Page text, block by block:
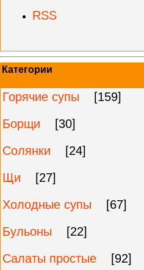
RSS
Категории
Горячие супы
[159]
Борщи
[30]
Солянки
[24]
Щи
[27]
Холодные супы
[67]
Бульоны
[22]
Салаты простые
[92]